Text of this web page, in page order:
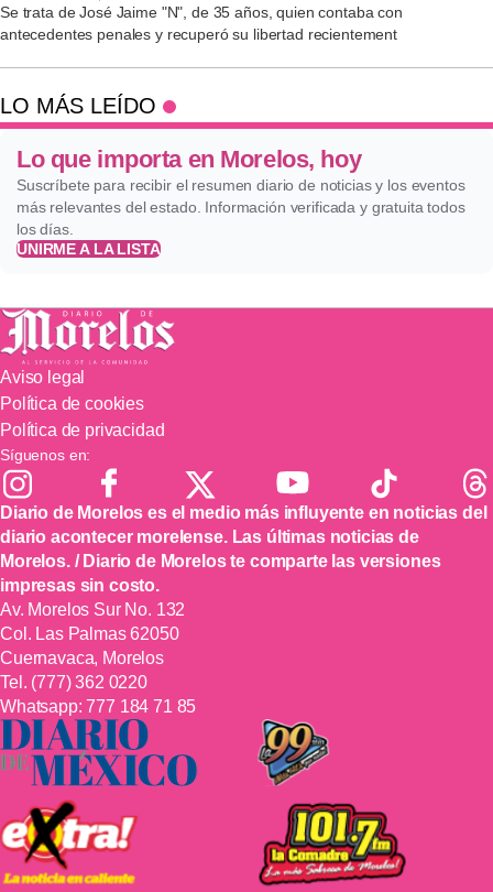
Se trata de José Jaime "N", de 35 años, quien contaba con
antecedentes penales y recuperó su libertad recientement
LO MÁS LEÍDO
Lo que importa en Morelos, hoy
Suscríbete para recibir el resumen diario de noticias y los eventos
más relevantes del estado. Información verificada y gratuita todos
los días.
UNIRME A LA LISTA
Aviso legal
Política de cookies
Política de privacidad
Síguenos en:
Diario de Morelos es el medio más influyente en noticias del
diario acontecer morelense. Las últimas noticias de
Morelos. / Diario de Morelos te comparte las versiones
impresas sin costo.
Av. Morelos Sur No. 132
Col. Las Palmas 62050
Cuernavaca, Morelos
Tel. (777) 362 0220
Whatsapp:777 184 71 85